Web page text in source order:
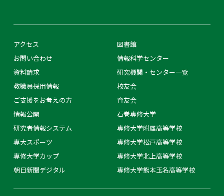
アクセス
お問い合わせ
資料請求
教職員採用情報
ご支援をお考えの方
情報公開
研究者情報システム
専大スポーツ
専修大学カップ
朝日新聞デジタル
図書館
情報科学センター
研究機関・センター一覧
校友会
育友会
石巻専修大学
専修大学附属高等学校
専修大学松戸高等学校
専修大学北上高等学校
専修大学熊本玉名高等学校